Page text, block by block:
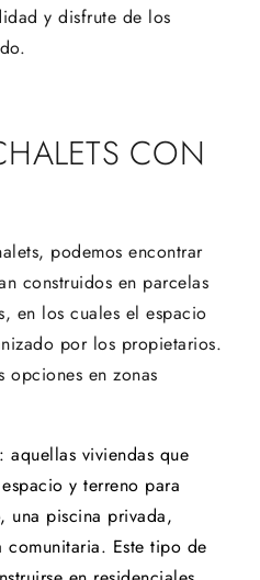
y disfrute de los
CON
podemos encontrar
construidos en parcelas
en los cuales el espacio
por los propietarios.
opciones en zonas
: aquellas viviendas que
y terreno para
una piscina privada,
comunitaria. Este tipo de